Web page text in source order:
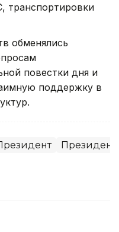
транспортировки
обменялись
повестки дня и
поддержку в
Президент